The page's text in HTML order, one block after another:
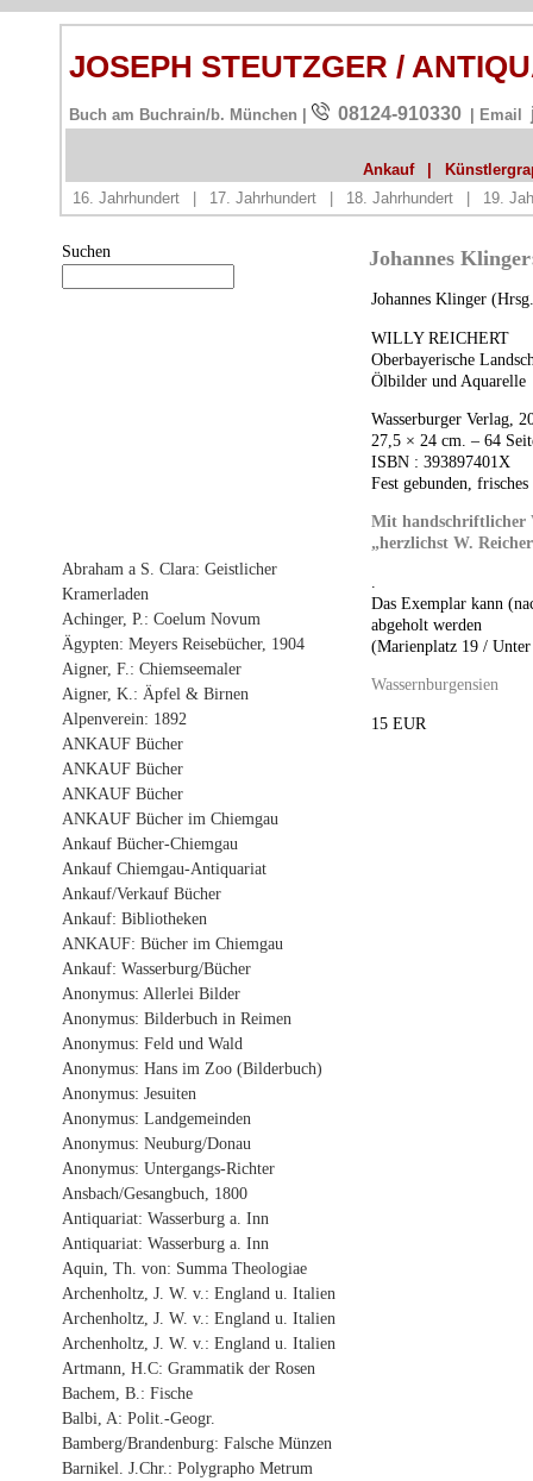
JOSEPH STEUTZGER /
Buch am Buchrain/b. München | 08124-910330 | Email
Ankauf
16. Jahrhundert
17. Jahrhundert 18. Jahrhundert 19.
Suchen
Abraham a S. Clara: Geistlicher
Kramerladen
Achinger, P.: Coelum Novum
Ägypten: Meyers Reisebücher, 1904
Aigner, F.: Chiemseemaler
Aigner, K.: Äpfel & Birnen
Alpenverein: 1892
ANKAUF Bücher
ANKAUF Bücher
ANKAUF Bücher
ANKAUF Bücher im Chiemgau
Ankauf Bücher-Chiemgau
Ankauf Chiemgau-Antiquariat
Ankauf/Verkauf Bücher
Ankauf: Bibliotheken
ANKAUF: Bücher im Chiemgau
Ankauf: Wasserburg/Bücher
Anonymus: Allerlei Bilder
Anonymus: Bilderbuch in Reimen
Anonymus: Feld und Wald
Anonymus: Hans im Zoo (Bilderbuch)
Anonymus: Jesuiten
Anonymus: Landgemeinden
Anonymus: Neuburg/Donau
Anonymus: Untergangs-Richter
Ansbach/Gesangbuch, 1800
Antiquariat: Wasserburg a. Inn
Antiquariat: Wasserburg a. Inn
Aquin, Th. von: Summa Theologiae
Archenholtz, J. W. v.: England u. Italien
Archenholtz, J. W. v.: England u. Italien
Archenholtz, J. W. v.: England u. Italien
Artmann, H.C: Grammatik der Rosen
Bachem, B.: Fische
Balbi, A: Polit.-Geogr.
Bamberg/Brandenburg: Falsche Münzen
Barnikel. J.Chr.: Polygrapho Metrum
Johannes
Johannes Klinger
WILLY REICHERT
Oberbayerische
Ölbilder und Aquarelle
Wasserburger Verlag,
27,5 × 24 cm. – 64
ISBN : 393897401X
Fest gebunden,
Mit handschriftlicher
„herzlichst W.
Das Exemplar kann
abgeholt werden
(Marienplatz 19 /
Wassernburgensien
15 EUR